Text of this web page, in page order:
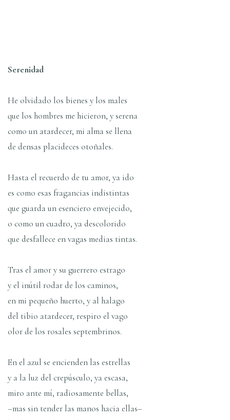
Serenidad
He olvidado los bienes y los males
que los hombres me hicieron, y serena
como un atardecer, mi alma se llena
de densas placideces otoñales.
Hasta el recuerdo de tu amor, ya ido
es como esas fragancias indistintas
que guarda un esenciero envejecido,
o como un cuadro, ya descolorido
que desfallece en vagas medias tintas.
Tras el amor y su guerrero estrago
y el inútil rodar de los caminos,
en mi pequeño huerto, y al halago
del tibio atardecer, respiro el vago
olor de los rosales septembrinos.
En el azul se encienden las estrellas
y a la luz del crepúsculo, ya escasa,
miro ante mí, radiosamente bellas,
–mas sin tender las manos hacia ellas–